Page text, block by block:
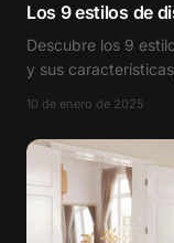
Los 9 estilos de
Descubre los 9
y sus
10 de enero de 2025